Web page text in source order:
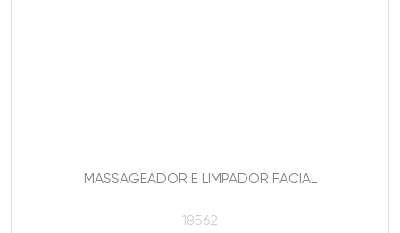
MASSAGEADOR E LIMPADOR FACIAL
18562